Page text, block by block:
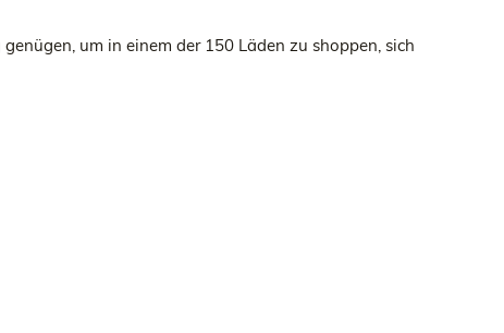
um in einem der 150 Läden zu shoppen, sich